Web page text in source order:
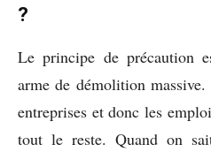
?
Le principe de précaution
arme de démolition
entreprises et donc les
tout le reste. Quand on